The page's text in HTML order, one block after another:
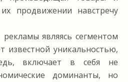
продвижении навстречу
являясь сегментом
известной уникальностью,
включает в себя не
доминанты, но